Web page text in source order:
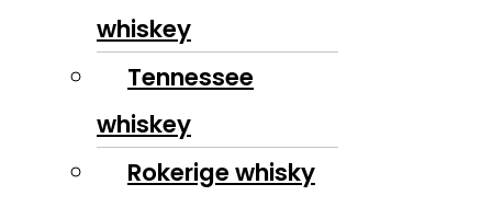
whiskey
Tennessee
whiskey
Rokerige whisky